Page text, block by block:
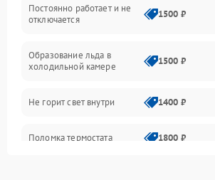
Постоянно работает и не
отключается
1500 ₽
Образование льда в
холодильной камере
1500 ₽
Не горит свет внутри 1400 ₽
Поломка термостата 1800 ₽